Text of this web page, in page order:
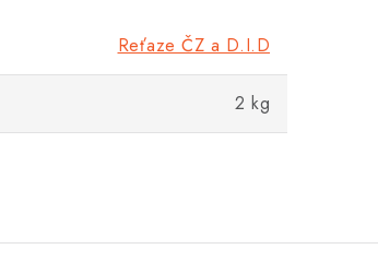
Reťaze ČZ a D.I.D
2 kg